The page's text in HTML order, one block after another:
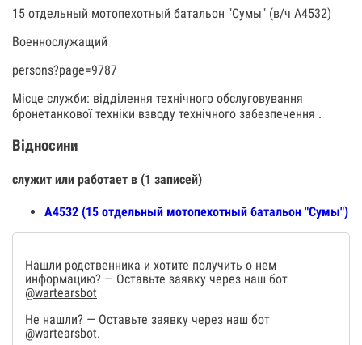
15 отдельный мотопехотный батальон "Сумы" (в/ч А4532)
Военнослужащий
persons?page=9787
Місце служби: відділення технічного обслуговування
бронетанкової техніки взводу технічного забезпечення .
Відносини
служит или работает в (1 записей)
А4532 (15 отдельный мотопехотный батальон "Сумы")
Нашли родственника и хотите получить о нем
информацию? — Оставьте заявку через наш бот
@wartearsbot
Не нашли? — Оставьте заявку через наш бот
@wartearsbot.